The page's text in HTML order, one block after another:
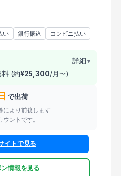
水冷
い 銀行振込 コンビニ払い
詳細 ▼
料 (約¥25,300/月〜)
で出荷
により前後します
ントです。
イトで見る
ン情報を見る